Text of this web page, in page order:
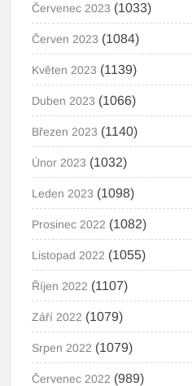
Červenec 2023 (1033)
Červen 2023 (1084)
Květen 2023 (1139)
Duben 2023 (1066)
Březen 2023 (1140)
Únor 2023 (1032)
Leden 2023 (1098)
Prosinec 2022 (1082)
Listopad 2022 (1055)
Říjen 2022 (1107)
Září 2022 (1079)
Srpen 2022 (1079)
Červenec 2022 (989)